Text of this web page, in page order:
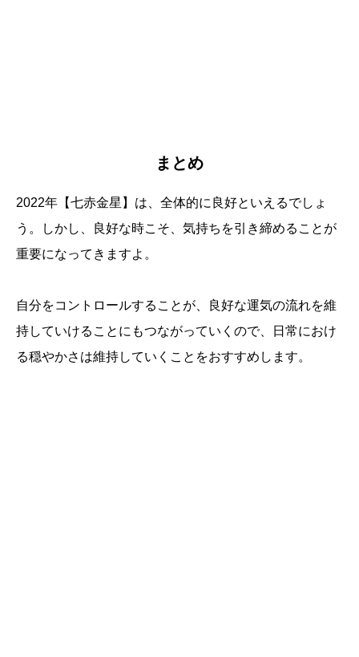
まとめ
2022年【七赤金星】は、全体的に良好といえるでしょ
う。しかし、良好な時こそ、気持ちを引き締めることが
重要になってきますよ。
自分をコントロールすることが、良好な運気の流れを維
持していけることにもつながっていくので、日常におけ
る穏やかさは維持していくことをおすすめします。